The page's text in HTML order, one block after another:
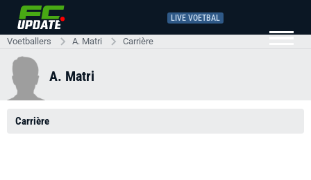
LIVE VOETBAL
Voetballers A. Matri Carrière
A. Matri
Carrière